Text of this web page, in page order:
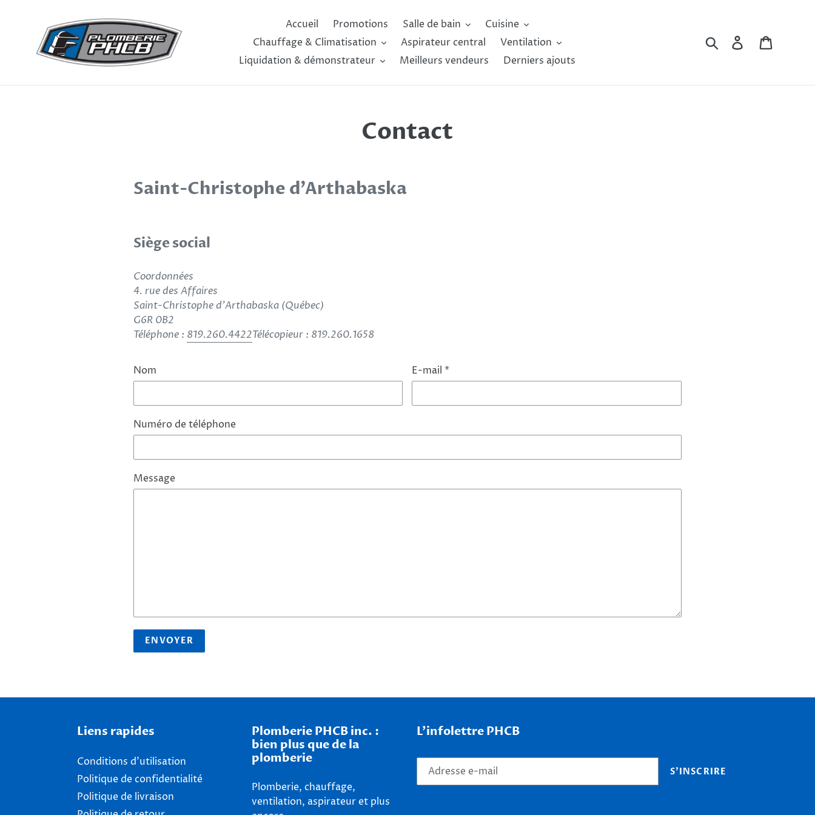
Accueil Promotions Salle de bain
Cuisine
Chauffage & Climatisation
Aspirateur central
Ventilation
Liquidation & démonstrateur
Meilleurs vendeurs Derniers ajouts
RechercherSe connecter
Contact
Saint-Christophe d’Arthabaska
Siège social
Coordonnées
4. rue des Affaires
Saint-Christophe d’Arthabaska (Québec)
G6R 0B2
Téléphone : 819.260.4422Télécopieur : 819.260.1658
Nom E-mail*
Numéro de téléphone
Message
Liens rapides
Conditions d'utilisation
Politique de confidentialité
Politique de livraison
Plomberie PHCB inc. :
bien plus que de la
plomberie
Plomberie, chauffage,
ventilation, aspirateur et plus
L'infolettre PHCB
S'INSCRIRE